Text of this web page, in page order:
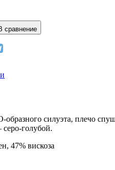
сравнение
образного силуэта, плечо
голубой.
47% вискоза